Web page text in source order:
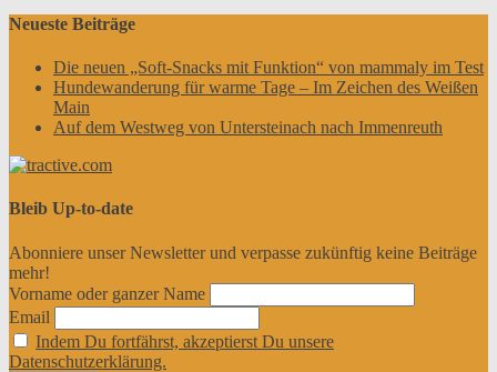
Neueste Beiträge
Die neuen „Soft-Snacks mit Funktion“ von mammaly im Test
Hundewanderung für warme Tage – Im Zeichen des Weißen
Main
Auf dem Westweg von Untersteinach nach Immenreuth
Bleib Up-to-date
Abonniere unser Newsletter und verpasse zukünftig keine Beiträge
mehr!
Vorname oder ganzer Name
Email
Indem Du fortfährst, akzeptierst Du unsere
Datenschutzerklärung.